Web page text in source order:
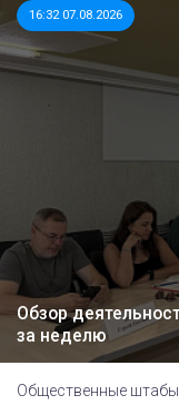
16:32 07.08.2026
Обзор
за неделю
Общественные